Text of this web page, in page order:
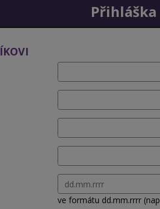
Přihláška
ve formátu dd.mm.rrrr